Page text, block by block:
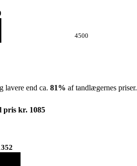
4500
lavere end ca. 81% af tandlægernes priser.
pris kr. 1085